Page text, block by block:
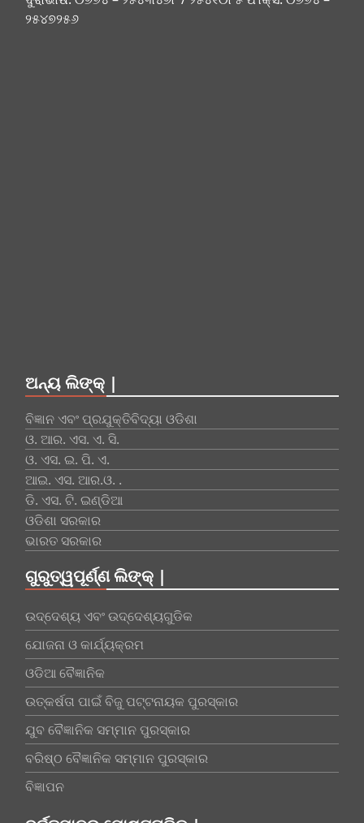
୨୫୪୭୨୫୬
ଅନ୍ୟ ଲିଙ୍କ୍ |
ବିଜ୍ଞାନ ଏବଂ ପ୍ରଯୁକ୍ତିବିଦ୍ୟା ଓଡିଶା
ଓ. ଆର. ଏସ. ଏ. ସି.
ଓ. ଏସ. ଇ. ପି. ଏ.
ଆଇ. ଏସ. ଆର.ଓ. .
ଡି. ଏସ. ଟି. ଇଣ୍ଡିଆ
ଓଡିଶା ସରକାର
ଭାରତ ସରକାର
ଗୁରୁତ୍ୱପୂର୍ଣ୍ଣ ଲିଙ୍କ୍ |
ଉଦ୍ଦେଶ୍ୟ ଏବଂ ଉଦ୍ଦେଶ୍ୟଗୁଡିକ
ଯୋଜନା ଓ କାର୍ଯ୍ୟକ୍ରମ
ଓଡିଆ ବୈଜ୍ଞାନିକ
ଉତ୍କର୍ଷତା ପାଇଁ ବିଜୁ ପଟ୍ଟନାୟକ ପୁରସ୍କାର
ଯୁବ ବୈଜ୍ଞାନିକ ସମ୍ମାନ ପୁରସ୍କାର
ବରିଷ୍ଠ ବୈଜ୍ଞାନିକ ସମ୍ମାନ ପୁରସ୍କାର
ବିଜ୍ଞାପନ